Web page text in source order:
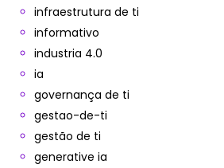
infraestrutura de ti
informativo
industria 4.0
ia
governança de ti
gestao-de-ti
gestão de ti
generative ia